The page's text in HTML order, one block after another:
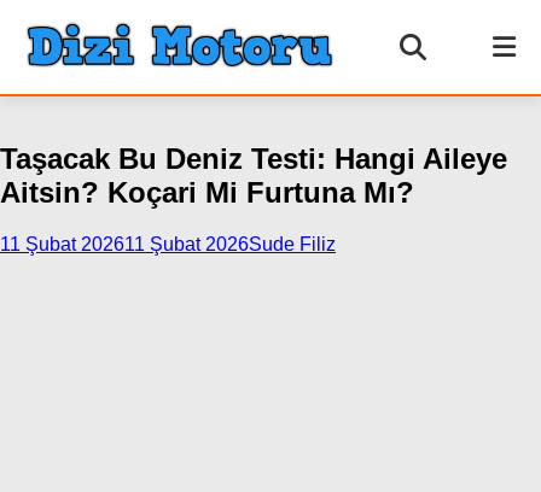
Taşacak Bu Deniz Testi: Hangi Aileye
Aitsin? Koçari Mi Furtuna Mı?
11 Şubat 202611 Şubat 2026Sude Filiz